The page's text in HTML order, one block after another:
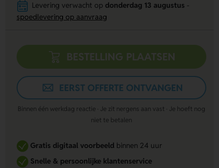
Levering verwacht op donderdag 13 augustus
spoedlevering op aanvraag
BESTELLING PLAATSEN
EERST OFFERTE ONTVANGEN
Binnen één werkdag reactie · Je zit nergens aan vast · Je hoeft nog
niet te betalen
Gratis digitaal voorbeeldbinnen 24 uur
Snelle & persoonlijke klantenservice